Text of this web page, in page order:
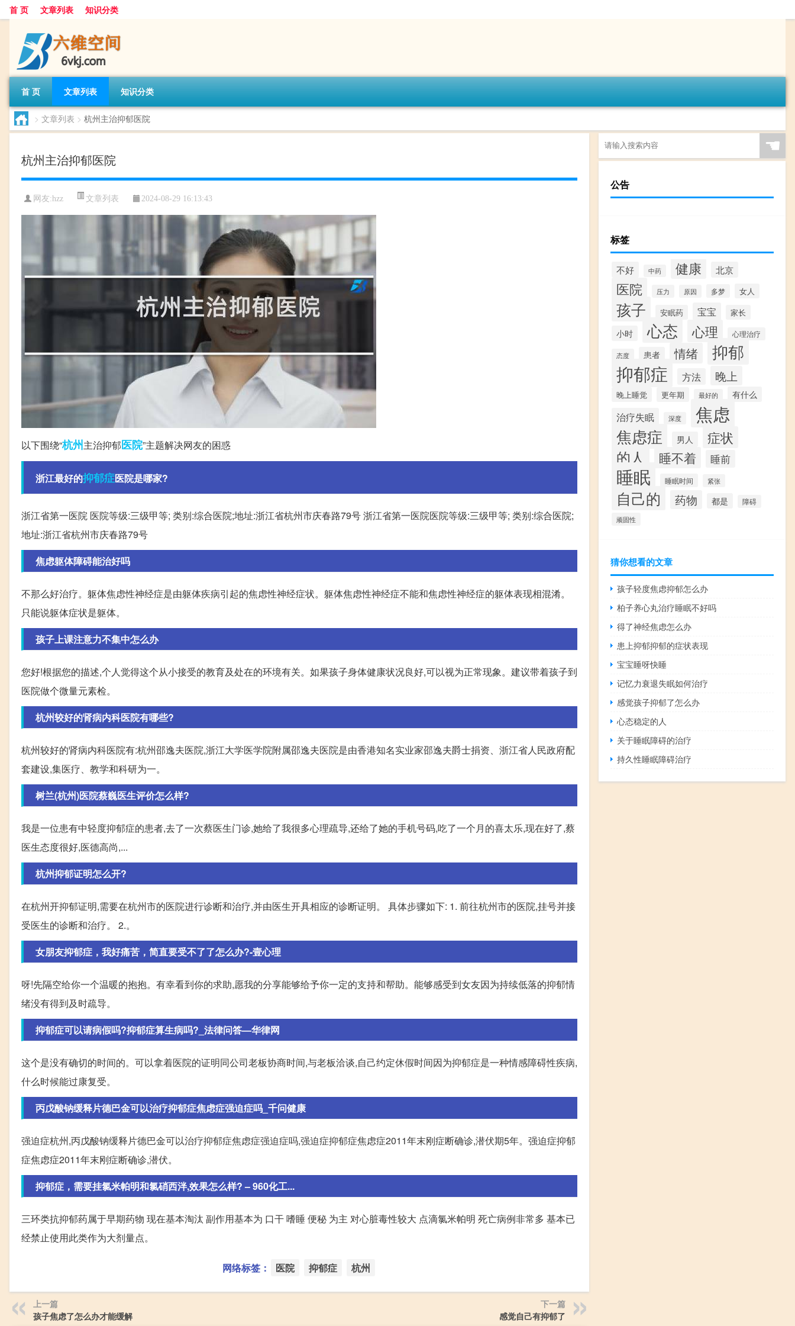
首 页 文章列表 知识分类
首 页 文章列表 知识分类
> 文章列表 > 杭州主治抑郁医院
杭州主治抑郁医院
网友:hzz 文章列表 2024-08-29 16:13:43
以下围绕“杭州主治抑郁医院”主题解决网友的困惑
浙江最好的抑郁症医院是哪家?
浙江省第一医院 医院等级:三级甲等; 类别:综合医院;地址:浙江省杭州市庆春路79号 浙江省第一医院医院等级:三级甲等; 类别:综合医院;
地址:浙江省杭州市庆春路79号
焦虑躯体障碍能治好吗
不那么好治疗。躯体焦虑性神经症是由躯体疾病引起的焦虑性神经症状。躯体焦虑性神经症不能和焦虑性神经症的躯体表现相混淆。
只能说躯体症状是躯体。
孩子上课注意力不集中怎么办
您好!根据您的描述,个人觉得这个从小接受的教育及处在的环境有关。如果孩子身体健康状况良好,可以视为正常现象。建议带着孩子到
医院做个微量元素检。
杭州较好的肾病内科医院有哪些?
杭州较好的肾病内科医院有:杭州邵逸夫医院,浙江大学医学院附属邵逸夫医院是由香港知名实业家邵逸夫爵士捐资、浙江省人民政府配
套建设,集医疗、教学和科研为一。
树兰(杭州)医院蔡巍医生评价怎么样?
我是一位患有中轻度抑郁症的患者,去了一次蔡医生门诊,她给了我很多心理疏导,还给了她的手机号码,吃了一个月的喜太乐,现在好了,蔡
医生态度很好,医德高尚,...
杭州抑郁证明怎么开?
在杭州开抑郁证明,需要在杭州市的医院进行诊断和治疗,并由医生开具相应的诊断证明。 具体步骤如下: 1. 前往杭州市的医院,挂号并接
受医生的诊断和治疗。 2.。
女朋友抑郁症，我好痛苦，简直要受不了了怎么办?-壹心理
呀!先隔空给你一个温暖的抱抱。有幸看到你的求助,愿我的分享能够给予你一定的支持和帮助。能够感受到女友因为持续低落的抑郁情
绪没有得到及时疏导。
抑郁症可以请病假吗?抑郁症算生病吗?_法律问答—华律网
这个是没有确切的时间的。可以拿着医院的证明同公司老板协商时间,与老板洽谈,自己约定休假时间因为抑郁症是一种情感障碍性疾病,
什么时候能过康复受。
丙戊酸钠缓释片德巴金可以治疗抑郁症焦虑症强迫症吗_千问健康
强迫症杭州,丙戊酸钠缓释片德巴金可以治疗抑郁症焦虑症强迫症吗,强迫症抑郁症焦虑症2011年末刚症断确诊,潜伏期5年。强迫症抑郁
症焦虑症2011年末刚症断确诊,潜伏。
抑郁症，需要挂氯米帕明和氯硝西泮,效果怎么样? – 960化工...
三环类抗抑郁药属于早期药物 现在基本淘汰 副作用基本为 口干 嗜睡 便秘 为主 对心脏毒性较大 点滴氯米帕明 死亡病例非常多 基本已
经禁止使用此类作为大剂量点。
网络标签： 医院 抑郁症 杭州
上一篇
孩子焦虑了怎么办才能缓解
下一篇
感觉自己有抑郁了
☚
公告
标签
不好 中药 健康 北京
医院 压力 原因 多梦 女人
孩子 安眠药 宝宝 家长
小时 心态 心理 心理治疗
态度 患者 情绪 抑郁
抑郁症 方法 晚上
晚上睡觉 更年期 最好的 有什么
治疗失眠 深度 焦虑
焦虑症 男人 症状
的人 睡不着 睡前
睡眠 睡眠时间 紧张
自己的 药物 都是
障碍
顽固性
猜你想看的文章
孩子轻度焦虑抑郁怎么办
柏子养心丸治疗睡眠不好吗
得了神经焦虑怎么办
患上抑郁抑郁的症状表现
宝宝睡呀快睡
记忆力衰退失眠如何治疗
感觉孩子抑郁了怎么办
心态稳定的人
关于睡眠障碍的治疗
持久性睡眠障碍治疗